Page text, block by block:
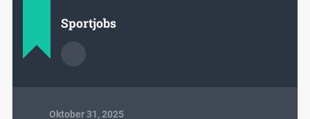
Sportjobs
Oktober 31, 2025